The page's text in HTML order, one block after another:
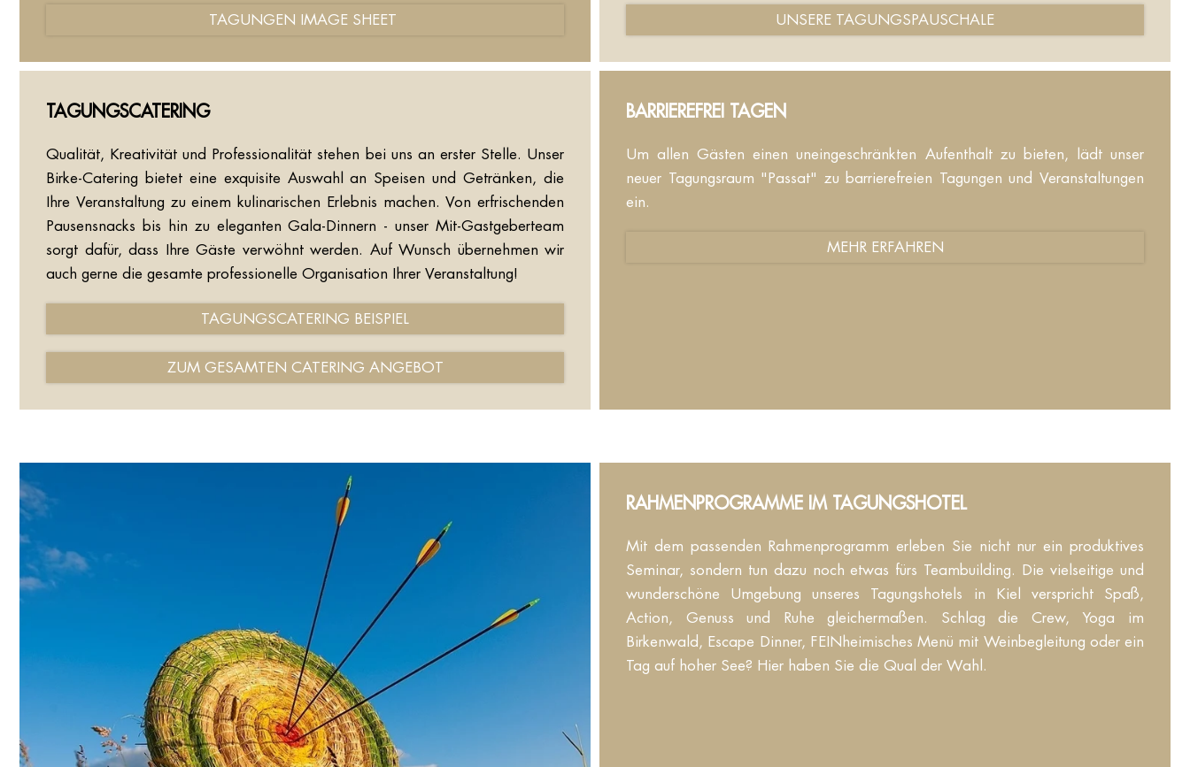
TAGUNGEN IMAGE SHEET UNSERE TAGUNGSPAUSCHALE
TAGUNGSCATERING
Qualität, Kreativität und Professionalität stehen bei uns an erster Stelle. Unser
Birke-Catering bietet eine exquisite Auswahl an Speisen und Getränken, die
Ihre Veranstaltung zu einem kulinarischen Erlebnis machen. Von erfrischenden
Pausensnacks bis hin zu eleganten Gala-Dinnern - unser Mit-Gastgeberteam
sorgt dafür, dass Ihre Gäste verwöhnt werden. Auf Wunsch übernehmen wir
auch gerne die gesamte professionelle Organisation Ihrer Veranstaltung!
TAGUNGSCATERING BEISPIEL
ZUM GESAMTEN CATERING ANGEBOT
BARRIEREFREI TAGEN
Um allen Gästen einen uneingeschränkten Aufenthalt zu bieten, lädt unser
neuer Tagungsraum "Passat" zu barrierefreien Tagungen und Veranstaltungen
ein.
MEHR ERFAHREN
RAHMENPROGRAMME IM TAGUNGSHOTEL
Mit dem passenden Rahmenprogramm erleben Sie nicht nur ein produktives
Seminar, sondern tun dazu noch etwas fürs Teambuilding. Die vielseitige und
wunderschöne Umgebung unseres Tagungshotels in Kiel verspricht Spaß,
Action, Genuss und Ruhe gleichermaßen. Schlag die Crew, Yoga im
Birkenwald, Escape Dinner, FEINheimisches Menü mit Weinbegleitung oder ein
Tag auf hoher See? Hier haben Sie die Qual der Wahl.